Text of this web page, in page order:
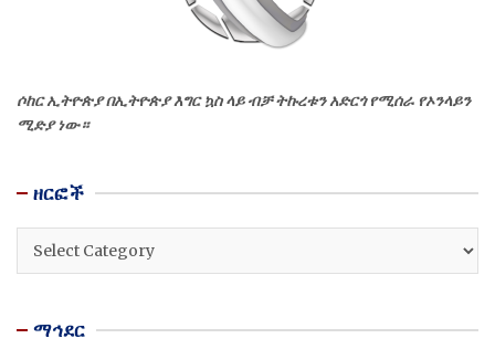
ሶከር ኢትዮጵያ በኢትዮጵያ እግር ኳስ ላይ ብቻ ትኩረቱን አድርጎ የሚሰራ የኦንላይን
ሚድያ ነው።
ዘርፎች
ዘርፎች
ማኅደር